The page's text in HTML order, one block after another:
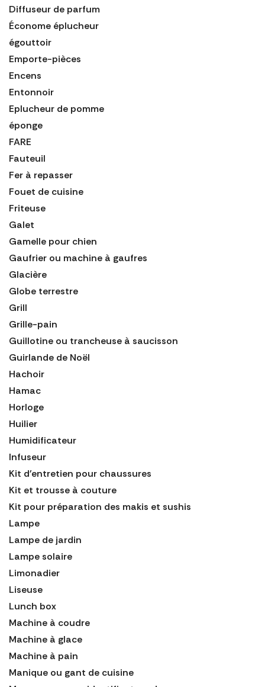
Diffuseur de parfum
Économe éplucheur
égouttoir
Emporte-pièces
Encens
Entonnoir
Eplucheur de pomme
éponge
FARE
Fauteuil
Fer à repasser
Fouet de cuisine
Friteuse
Galet
Gamelle pour chien
Gaufrier ou machine à gaufres
Glacière
Globe terrestre
Grill
Grille-pain
Guillotine ou trancheuse à saucisson
Guirlande de Noël
Hachoir
Hamac
Horloge
Huilier
Humidificateur
Infuseur
Kit d'entretien pour chaussures
Kit et trousse à couture
Kit pour préparation des makis et sushis
Lampe
Lampe de jardin
Lampe solaire
Limonadier
Liseuse
Lunch box
Machine à coudre
Machine à glace
Machine à pain
Manique ou gant de cuisine